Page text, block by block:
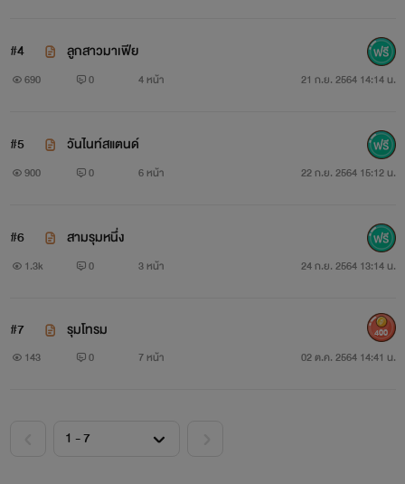
#4 ลูกสาวมาเฟีย
690 0 4 หน้า 21 ก.ย. 2564 14:14 น.
#5 วันไนท์สแตนด์
900 0 6 หน้า 22 ก.ย. 2564 15:12 น.
#6 สามรุมหนึ่ง
1.3k 0 3 หน้า 24 ก.ย. 2564 13:14 น.
#7 รุมโทรม
143 0 7 หน้า 02 ต.ค. 2564 14:41 น.
400